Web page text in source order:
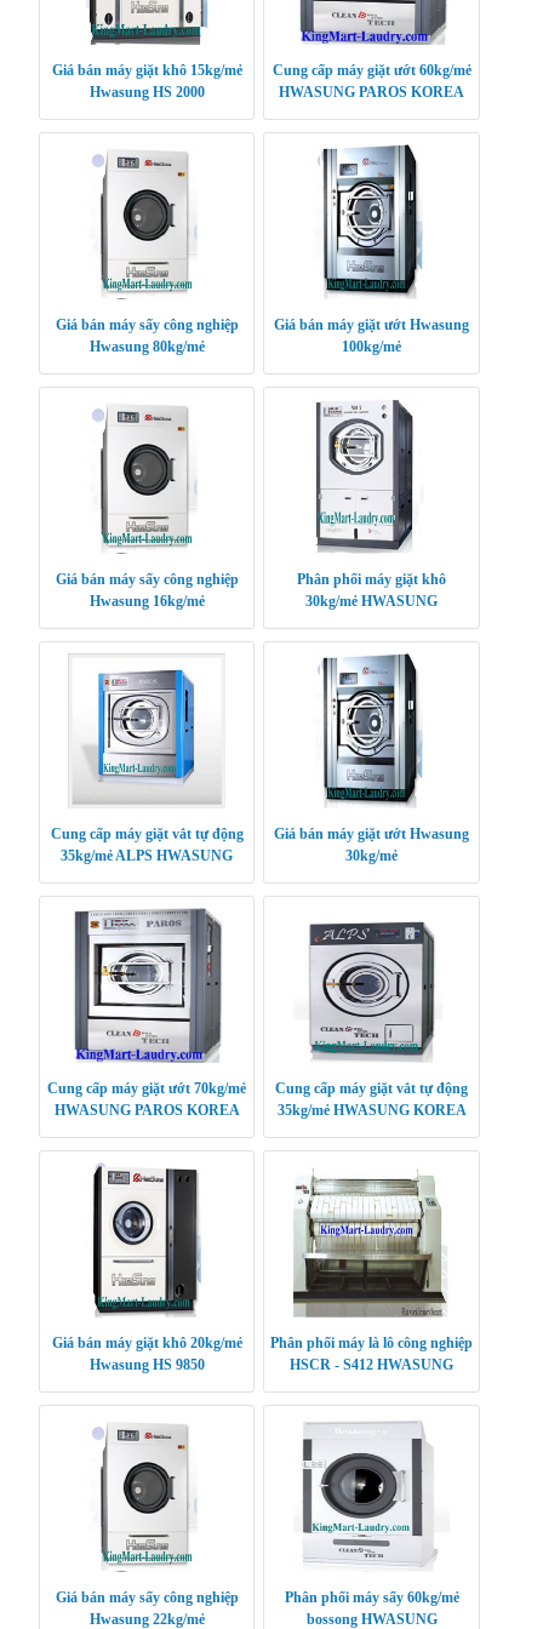
Giá bán máy giặt khô 15kg/mẻ
Hwasung HS 2000
Cung cấp máy giặt ướt 60kg/mẻ
HWASUNG PAROS KOREA
Giá bán máy sấy công nghiệp
Hwasung 80kg/mẻ
Giá bán máy giặt ướt Hwasung
100kg/mẻ
Giá bán máy sấy công nghiệp
Hwasung 16kg/mẻ
Phân phối máy giặt khô
30kg/mẻ HWASUNG
Cung cấp máy giặt vắt tự động
35kg/mẻ ALPS HWASUNG
Giá bán máy giặt ướt Hwasung
30kg/mẻ
Cung cấp máy giặt ướt 70kg/mẻ
HWASUNG PAROS KOREA
Cung cấp máy giặt vắt tự động
35kg/mẻ HWASUNG KOREA
Giá bán máy giặt khô 20kg/mẻ
Hwasung HS 9850
Phân phối máy là lô công nghiệp
HSCR - S412 HWASUNG
Giá bán máy sấy công nghiệp
Hwasung 22kg/mẻ
Phân phối máy sấy 60kg/mẻ
bossong HWASUNG